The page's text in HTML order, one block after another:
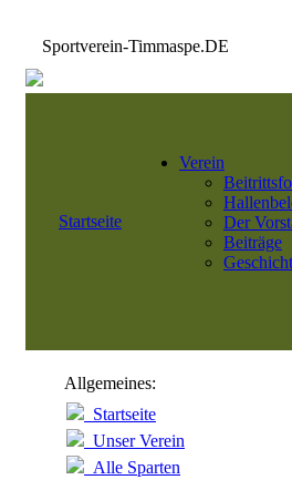
Sportverein-Timmaspe.DE
Startseite
Verein
Der
Beiträge
Allgemeines:
Startseite
Unser Verein
Alle Sparten